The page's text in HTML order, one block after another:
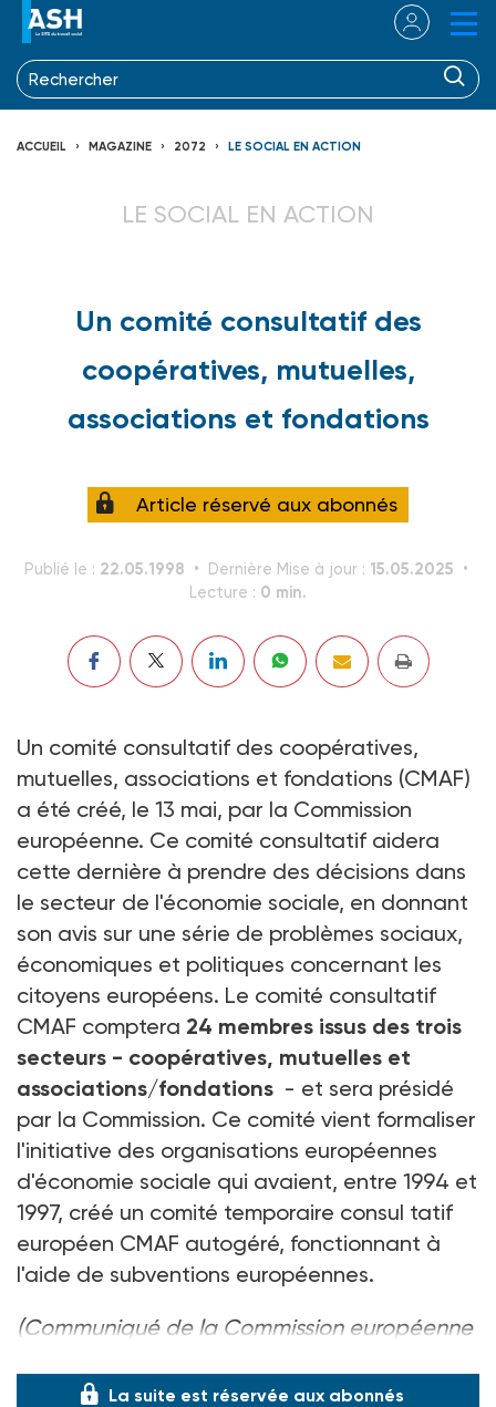
ACCUEIL MAGAZINE 2072 LE SOCIAL EN ACTION
LE SOCIAL EN ACTION
Un comité consultatif des
coopératives, mutuelles,
associations et fondations
Article réservé aux abonnés
Publié le : 22.05.1998 Dernière Mise à jour : 15.05.2025
Lecture : 0 min.
Un comité consultatif des coopératives,
mutuelles, associations et fondations (CMAF)
a été créé, le 13 mai, par la Commission
européenne. Ce comité consultatif aidera
cette dernière à prendre des décisions dans
le secteur de l'économie sociale, en donnant
son avis sur une série de problèmes sociaux,
économiques et politiques concernant les
citoyens européens. Le comité consultatif
CMAF comptera 24 membres issus des trois
secteurs - coopératives, mutuelles et
associations/fondations - et sera présidé
par la Commission. Ce comité vient formaliser
l'initiative des organisations européennes
d'économie sociale qui avaient, entre 1994 et
1997, créé un comité temporaire consul tatif
européen CMAF autogéré, fonctionnant à
l'aide de subventions européennes.
(Communiqué de la Commission européenne
La suite est réservée aux abonnés